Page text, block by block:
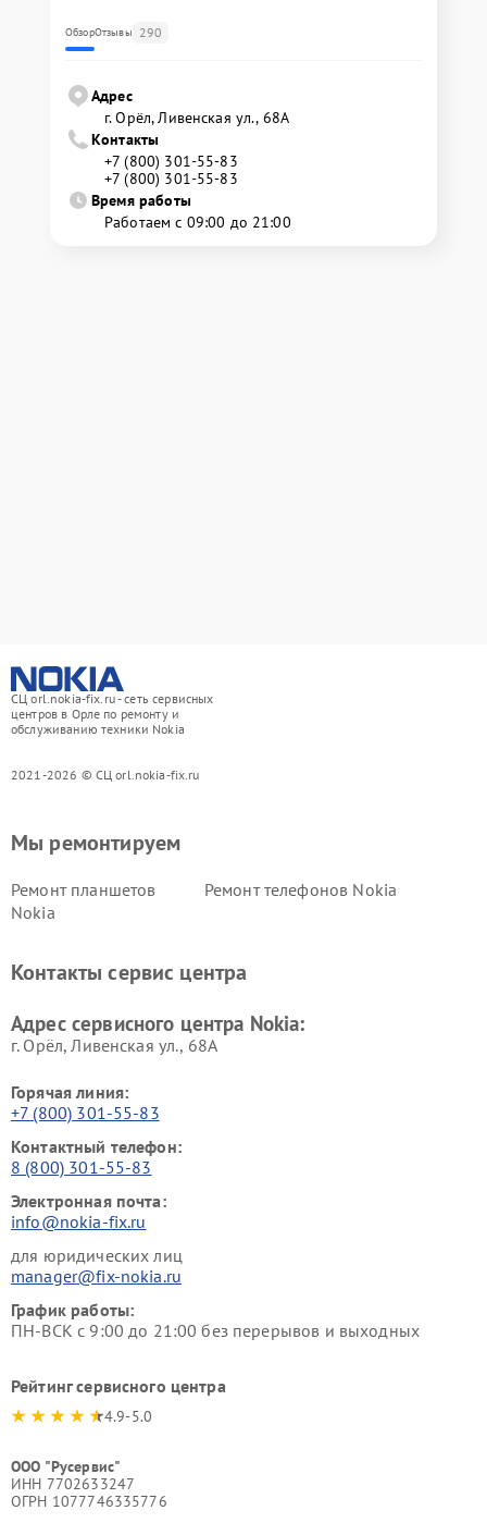
ОбзорОтзывы 290
Адрес
г. Орёл, Ливенская ул., 68А
Контакты
+7 (800) 301-55-83
+7 (800) 301-55-83
Время работы
Работаем с 09:00 до 21:00
СЦ orl.nokia-fix.ru - сеть сервисных
центров в Орле по ремонту и
обслуживанию техники Nokia
2021-2026 © СЦ orl.nokia-fix.ru
Мы ремонтируем
Ремонт планшетов
Nokia
Ремонт телефонов Nokia
Контакты сервис центра
Адрес сервисного центра Nokia:
г. Орёл, Ливенская ул., 68А
Горячая линия:
+7 (800) 301-55-83
Контактный телефон:
8 (800) 301-55-83
Электронная почта:
info@nokia-fix.ru
для юридических лиц
manager@fix-nokia.ru
График работы:
ПН-ВСК с 9:00 до 21:00 без перерывов и выходных
Рейтинг сервисного центра
4.9-5.0
ООО "Русервис"
ИНН 7702633247
ОГРН 1077746335776